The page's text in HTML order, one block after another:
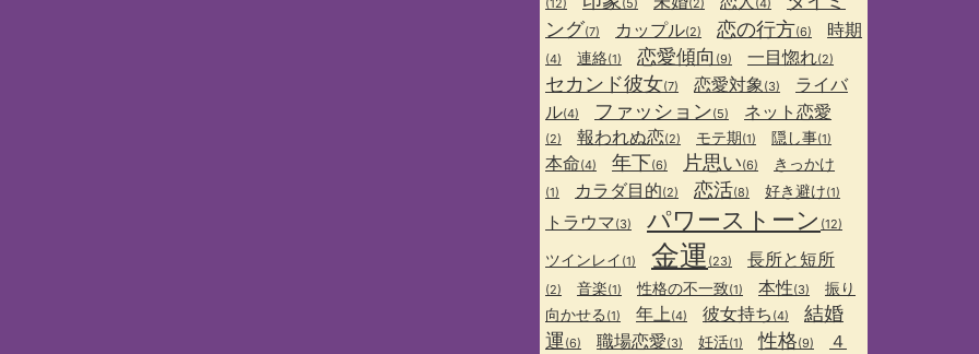
(12) (5) (2) (4)
ング(7) カップル(2) 恋の行方(6) 時期
(4) 連絡(1) 恋愛傾向 (9) 一目惚れ(2)
セカンド彼女(7) 恋愛対象(3)
ライバ
ル(4) ファッション(5) ネット恋愛
(2) 報われぬ恋(2) モテ期(1) 隠し事(1)
本命(4) 年下(6) 片思い(6) きっかけ
(1) カラダ目的(2) 恋活(8) 好き避け(1)
トラウマ(3) パワーストーン (12)
ツインレイ (1) 金運 (23) 長所と短所
(2) 音楽(1) 性格の不一致(1) 本性(3)
振り
向かせる (1) 年上(4) 彼女持ち (4)
結婚
運(6) 職場恋愛(3) 妊活(1) 性格(9)
４